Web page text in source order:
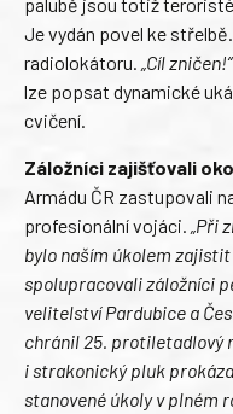
Je vydán povel ke střelbě.
radiolokátoru. „Cíl zničen!“
lze popsat dynamické
cvičení.
Záložníci zajišťovali
Armádu ČR zastupovali
profesionální vojáci.
„Při
bylo naším úkolem
spolupracovali záložníci
velitelství Pardubice a
chránil 25. protiletadlový
i strakonický pluk
stanovené úkoly v plném